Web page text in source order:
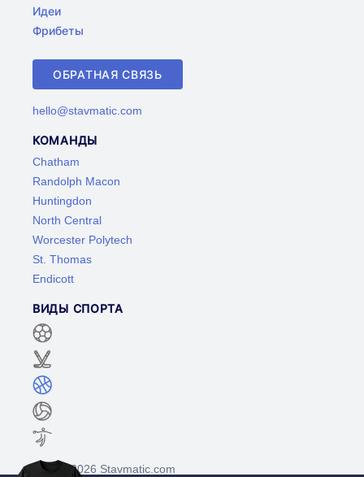
Идеи
Фрибеты
ОБРАТНАЯ СВЯЗЬ
hello@stavmatic.com
КОМАНДЫ
Chatham
Randolph Macon
Huntingdon
North Central
Worcester Polytech
St. Thomas
Endicott
ВИДЫ СПОРТА
©2017-2026 Stavmatic.com